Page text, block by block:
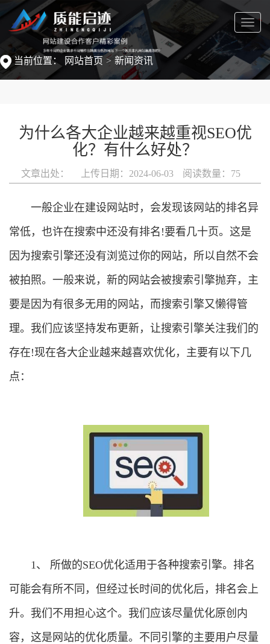
菜
单
当前位置： 网站首页 新闻资讯
为什么各大企业越来越重视SEO优
化？有什么好处？
文章出处： 上传日期：2024-06-03 阅读数量： 75
一般企业在建设网站时，会发现该网站的排名异
常低，也许在搜索中还没有排名!要看几十页。这是
因为搜索引擎还没有浏览过你的网站，所以自然不会
被拍照。一般来说，新的网站会被搜索引擎抛弃，主
要是因为有很多无用的网站，而搜索引擎又懒得管
理。我们应该坚持发布更新，让搜索引擎关注我们的
存在!现在各大企业越来越喜欢优化，主要有以下几
点：
1、 所做的SEO优化适用于各种搜索引擎。排名
可能会有所不同，但经过长时间的优化后，排名会上
升。我们不用担心这个。我们应该尽量优化原创内
容，这是网站的优化质量。不同引擎的主要用户尽量